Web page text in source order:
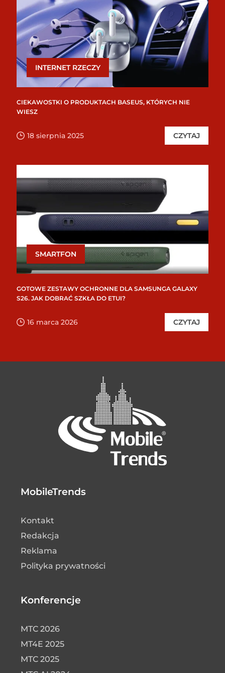
INTERNET RZECZY
CIEKAWOSTKI O PRODUKTACH BASEUS, KTÓRYCH NIE
WIESZ
18 sierpnia 2025 CZYTAJ
SMARTFON
GOTOWE ZESTAWY OCHRONNE DLA SAMSUNGA GALAXY
S26. JAK DOBRAĆ SZKŁA DO ETUI?
16 marca 2026 CZYTAJ
MobileTrends
Kontakt
Redakcja
Reklama
Polityka prywatności
Konferencje
MTC 2026
MT4E 2025
MTC 2025